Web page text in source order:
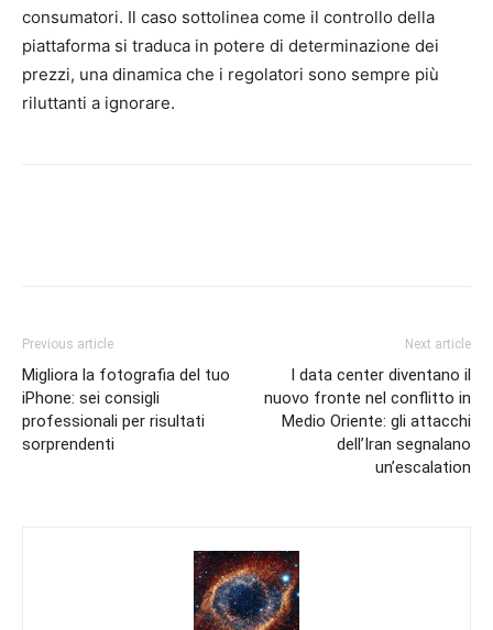
consumatori. Il caso sottolinea come il controllo della
piattaforma si traduca in potere di determinazione dei
prezzi, una dinamica che i regolatori sono sempre più
riluttanti a ignorare.
Previous article
Migliora la fotografia del tuo
iPhone: sei consigli
professionali per risultati
sorprendenti
Next article
I data center diventano il
nuovo fronte nel conflitto in
Medio Oriente: gli attacchi
dell’Iran segnalano
un’escalation